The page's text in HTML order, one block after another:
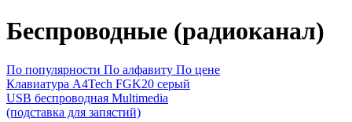
Беспроводные (радиоканал)
По популярности По алфавиту По цене
Клавиатура A4Tech FGK20 серый
USB беспроводная Multimedia
(подставка для запястий)